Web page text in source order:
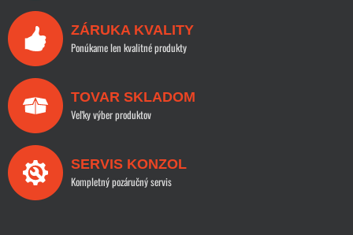
ZÁRUKA KVALITY
Ponúkame len kvalitné produkty
TOVAR SKLADOM
Veľky výber produktov
SERVIS KONZOL
Kompletný pozáručný servis